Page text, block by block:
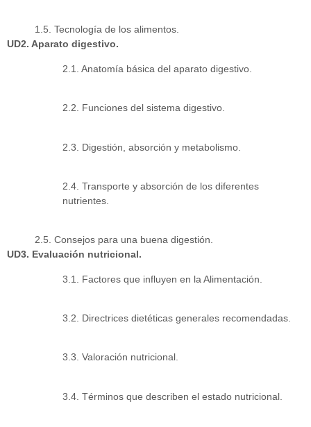
1.5. Tecnología de los alimentos.
UD2. Aparato digestivo.
2.1. Anatomía básica del aparato digestivo.
2.2. Funciones del sistema digestivo.
2.3. Digestión, absorción y metabolismo.
2.4. Transporte y absorción de los diferentes
nutrientes.
2.5. Consejos para una buena digestión.
UD3. Evaluación nutricional.
3.1. Factores que influyen en la Alimentación.
3.2. Directrices dietéticas generales recomendadas.
3.3. Valoración nutricional.
3.4. Términos que describen el estado nutricional.